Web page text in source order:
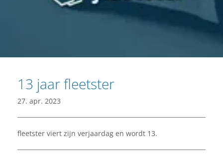
13 jaar fleetster
27. apr. 2023
fleetster viert zijn verjaardag en wordt 13.